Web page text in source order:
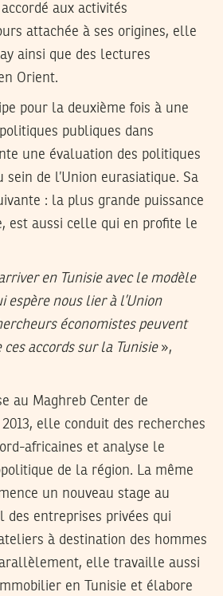
aux activités
attachée à ses origines, elle
ainsi que des lectures
Orient.
pour la deuxième fois à une
publiques dans
une évaluation des politiques
sein de l’Union eurasiatique. Sa
: la plus grande puissance
est aussi celle qui en profite le
en Tunisie avec le modèle
espère nous lier à l’Union
économistes peuvent
ces accords sur la Tunisie»,
au Maghreb Center de
2013, elle conduit des recherches
africaines et analyse le
de la région. La même
un nouveau stage au
des entreprises privées qui
à destination des hommes
elle travaille aussi
en Tunisie et élabore